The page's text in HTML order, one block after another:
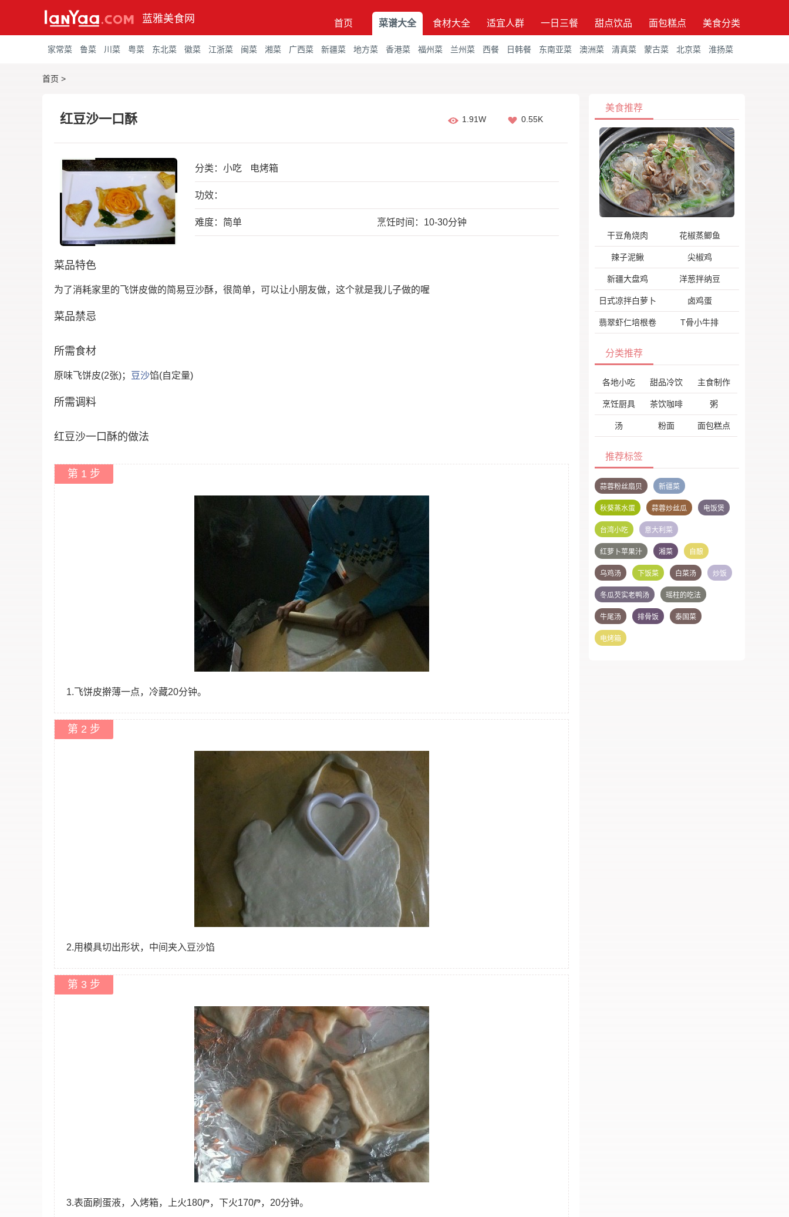
蓝雅美食网 首页 菜谱大全 食材大全 适宜人群 一日三餐 甜点饮品 面包糕点 美食分类
家常菜 鲁菜 川菜 粤菜 东北菜 徽菜 江浙菜 闽菜 湘菜 广西菜 新疆菜 地方菜 香港菜 福州菜 兰州菜 西餐 日韩餐 东南亚菜 澳洲菜 清真菜 蒙古菜 北京菜 淮扬菜
首页 >
红豆沙一口酥 1.91W 0.55K
分类： 小吃 电烤箱
功效：
难度：简单 烹饪时间：10-30分钟
菜品特色
为了消耗家里的飞饼皮做的简易豆沙酥，很简单，可以让小朋友做，这个就是我儿子做的喔
菜品禁忌
所需食材
原味飞饼皮(2张)； 豆沙馅(自定量)
所需调料
红豆沙一口酥的做法
第 1 步
1.飞饼皮擀薄一点，冷藏20分钟。
第 2 步
2.用模具切出形状，中间夹入豆沙馅
第 3 步
3.表面刷蛋液，入烤箱，上火180Ⱓ，下火170Ⱓ，20分钟。
美食推荐
干豆角烧肉 花椒蒸鲫鱼
辣子泥鳅 尖椒鸡
新疆大盘鸡 洋葱拌纳豆
日式凉拌白萝卜 卤鸡蛋
翡翠虾仁培根卷 T骨小牛排
分类推荐
各地小吃 甜品冷饮 主食制作
烹饪厨具 茶饮咖啡 粥
汤 粉面 面包糕点
推荐标签
蒜蓉粉丝扇贝 新疆菜
秋葵蒸水蛋 蒜蓉炒丝瓜 电饭煲
台湾小吃 意大利菜
红萝卜苹果汁 湘菜 自酿
乌鸡汤 下饭菜 白菜汤 炒饭
冬瓜芡实老鸭汤 瑶柱的吃法
牛尾汤 排骨饭 泰国菜
电烤箱